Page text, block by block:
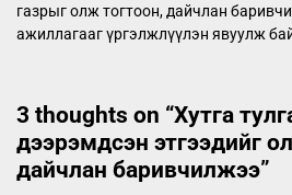
газрыг олж тогтоон, дайчлан
ажиллагааг үргэлжлүүлэн явуулж
3 thoughts on “Хутга
дээрэмдсэн этгээдийг
дайчлан баривчилжээ”